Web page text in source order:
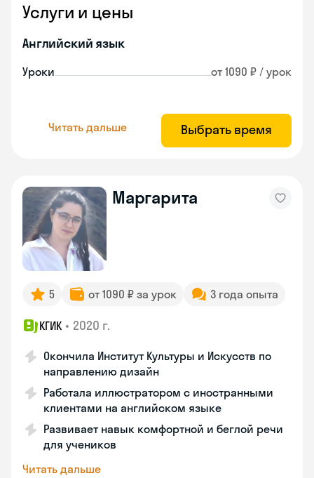
Услуги и цены
Английский язык
Уроки от 1090 ₽ / урок
Читать дальше Выбрать время
Маргарита
5 от 1090 ₽ за урок 3 года опыта
КГИК • 2020 г.
Окончила Институт Культуры и Искусств по
направлению дизайн
Работала иллюстратором с иностранными
клиентами на английском языке
Развивает навык комфортной и беглой речи
для учеников
Читать дальше